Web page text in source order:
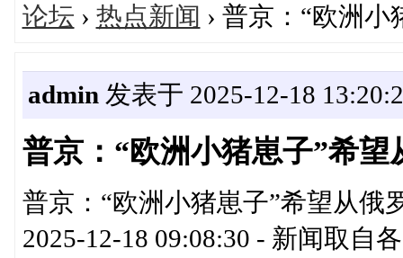
论坛 › 热点新闻 › 普京：“欧洲
admin 发表于 2025-12-18
普京：“欧洲小猪崽子”希
普京：“欧洲小猪崽子”希望从俄
2025-12-18 09:08:30 - 新闻取自